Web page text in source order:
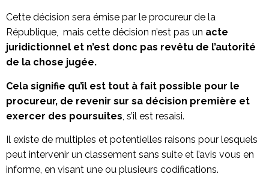
Cette décision sera émise par le procureur de la
République, mais cette décision n’est pas un acte
juridictionnel et n’est donc pas revêtu de l’autorité
de la chose jugée.
Cela signifie qu’il est tout à fait possible pour le
procureur, de revenir sur sa décision première et
exercer des poursuites , s’il est resaisi.
Il existe de multiples et potentielles raisons pour lesquels
peut intervenir un classement sans suite et l’avis vous en
informe, en visant une ou plusieurs codifications.